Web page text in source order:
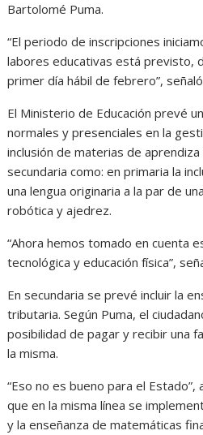
Bartolomé Puma.
“El periodo de inscripciones
labores educativas está previsto,
primer día hábil de febrero”,
El Ministerio de Educación prevé
normales y presenciales en la
inclusión de materias de
secundaria como: en primaria la
una lengua originaria a la par de
robótica y ajedrez.
“Ahora hemos tomado en cuenta
tecnológica y educación física”,
En secundaria se prevé incluir la
tributaria. Según Puma, el
posibilidad de pagar y recibir una
la misma.
“Eso no es bueno para el Estado”,
que en la misma línea se
y la enseñanza de matemáticas